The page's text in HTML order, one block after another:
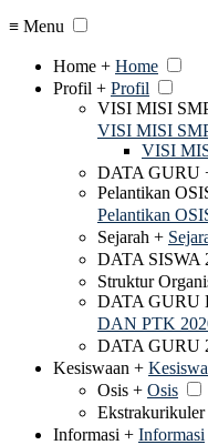
≡ Menu
Home + Home
Profil + Profil
VISI MISI
VISI MISI
VISI
DATA GURU
Pelantikan
Pelantikan
Sejarah +
DATA SISWA
Struktur
DATA GURU
DAN PTK
DATA GURU
Kesiswaan +
Osis + Osis
Informasi + Informasi